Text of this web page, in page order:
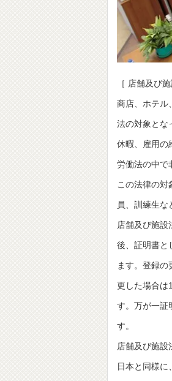
［ 店舗及び
商店、ホテル
法の対象とな
休暇、雇用の
労働法の中で
この法律の対
員、訓練生な
店舗及び施設
後、証明書と
ます。登録
更した場合は
す。万が一証
す。
店舗及び施設
日本と同様